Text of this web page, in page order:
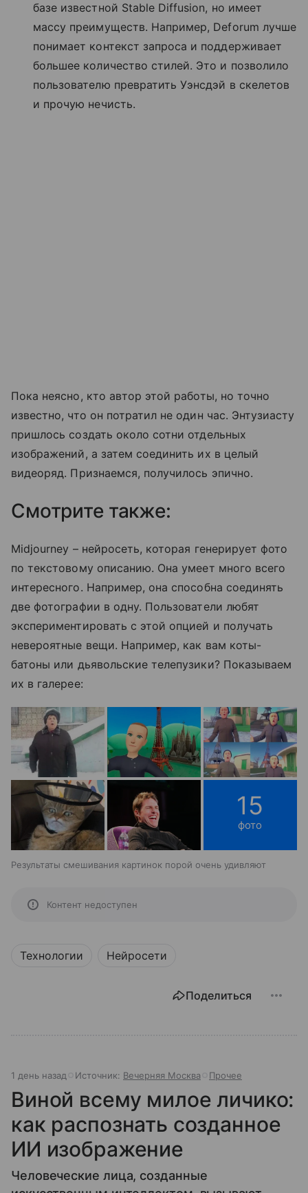
базе известной Stable Diffusion, но имеет
массу преимуществ. Например, Deforum лучше
понимает контекст запроса и поддерживает
большее количество стилей. Это и позволило
пользователю превратить Уэнсдэй в скелетов
и прочую нечисть.
Пока неясно, кто автор этой работы, но точно
известно, что он потратил не один час. Энтузиасту
пришлось создать около сотни отдельных
изображений, а затем соединить их в целый
видеоряд. Признаемся, получилось эпично.
Смотрите также:
Midjourney – нейросеть, которая генерирует фото
по текстовому описанию. Она умеет много всего
интересного. Например, она способна соединять
две фотографии в одну. Пользователи любят
экспериментировать с этой опцией и получать
невероятные вещи. Например, как вам коты-
батоны или дьявольские телепузики? Показываем
их в галерее:
15
фото
Результаты смешивания картинок порой очень удивляют
Контент недоступен
Технологии Нейросети
Поделиться
1 день назад Источник: Вечерняя Москва Прочее
Виной всему милое личико:
как распознать созданное
ИИ изображение
Человеческие лица, созданные